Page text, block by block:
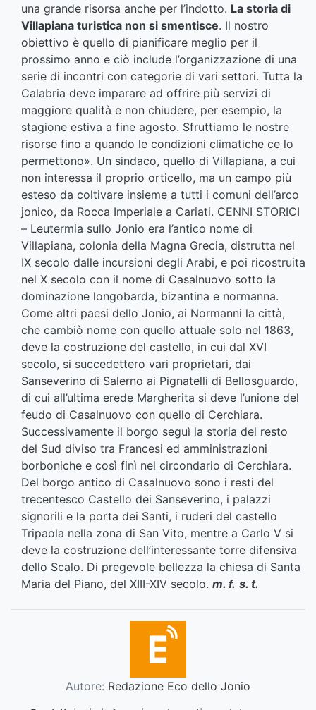
una grande risorsa anche per l’indotto. La storia di
Villapiana turistica non si smentisce. Il nostro
obiettivo è quello di pianificare meglio per il
prossimo anno e ciò include l’organizzazione di una
serie di incontri con categorie di vari settori. Tutta la
Calabria deve imparare ad offrire più servizi di
maggiore qualità e non chiudere, per esempio, la
stagione estiva a fine agosto. Sfruttiamo le nostre
risorse fino a quando le condizioni climatiche ce lo
permettono». Un sindaco, quello di Villapiana, a cui
non interessa il proprio orticello, ma un campo più
esteso da coltivare insieme a tutti i comuni dell’arco
jonico, da Rocca Imperiale a Cariati. CENNI STORICI
– Leutermia sullo Jonio era l’antico nome di
Villapiana, colonia della Magna Grecia, distrutta nel
IX secolo dalle incursioni degli Arabi, e poi ricostruita
nel X secolo con il nome di Casalnuovo sotto la
dominazione longobarda, bizantina e normanna.
Come altri paesi dello Jonio, ai Normanni la città,
che cambiò nome con quello attuale solo nel 1863,
deve la costruzione del castello, in cui dal XVI
secolo, si succedettero vari proprietari, dai
Sanseverino di Salerno ai Pignatelli di Bellosguardo,
di cui all’ultima erede Margherita si deve l’unione del
feudo di Casalnuovo con quello di Cerchiara.
Successivamente il borgo seguì la storia del resto
del Sud diviso tra Francesi ed amministrazioni
borboniche e così finì nel circondario di Cerchiara.
Del borgo antico di Casalnuovo sono i resti del
trecentesco Castello dei Sanseverino, i palazzi
signorili e la porta dei Santi, i ruderi del castello
Tripaola nella zona di San Vito, mentre a Carlo V si
deve la costruzione dell’interessante torre difensiva
dello Scalo. Di pregevole bellezza la chiesa di Santa
Maria del Piano, del XIII-XIV secolo. m. f. s. t.
Autore: Redazione Eco dello Jonio